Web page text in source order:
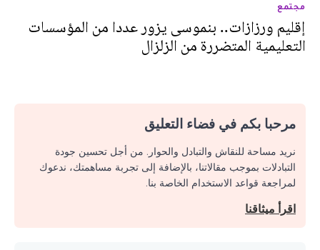
مجتمع
إقليم ورزازات.. بنموسى يزور عددا من المؤسسات
التعليمية المتضررة من الزلزال
مرحبا بكم في فضاء التعليق
نريد مساحة للنقاش والتبادل والحوار. من أجل تحسين جودة
التبادلات بموجب مقالاتنا، بالإضافة إلى تجربة مساهمتك، ندعوك
لمراجعة قواعد الاستخدام الخاصة بنا.
اقرأ ميثاقنا